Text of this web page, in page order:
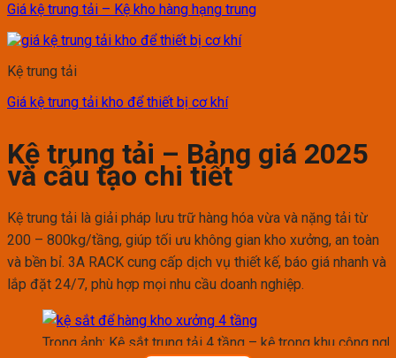
Giá kệ trung tải – Kệ kho hàng hạng trung
Kệ trung tải
Giá kệ trung tải kho để thiết bị cơ khí
Kệ trung tải – Bảng giá 2025
và cấu tạo chi tiết
Kệ trung tải là giải pháp lưu trữ hàng hóa vừa và nặng tải từ
200 – 800kg/tầng, giúp tối ưu không gian kho xưởng, an toàn
và bền bỉ. 3A RACK cung cấp dịch vụ thiết kế, báo giá nhanh và
lắp đặt 24/7, phù hợp mọi nhu cầu doanh nghiệp.
Trong ảnh: Kệ sắt trung tải 4 tầng – kệ trong khu công